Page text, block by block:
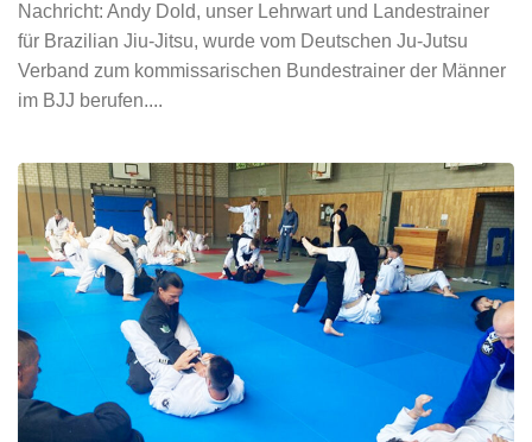
Nachricht: Andy Dold, unser Lehrwart und Landestrainer
für Brazilian Jiu-Jitsu, wurde vom Deutschen Ju-Jutsu
Verband zum kommissarischen Bundestrainer der Männer
im BJJ berufen....